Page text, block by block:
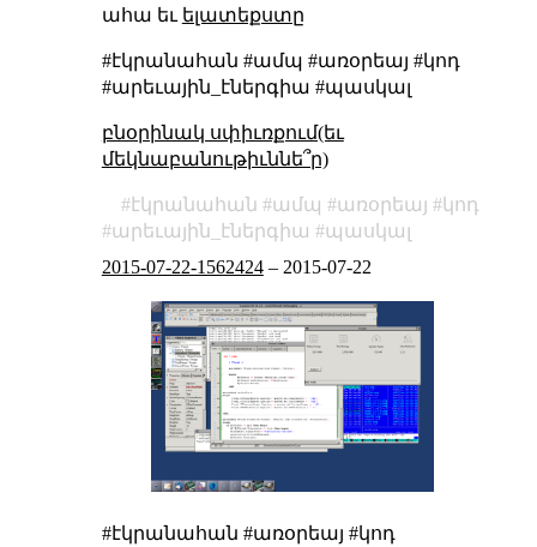
ահա եւ ելատեքստը
#էկրանահան #ամպ #առօրեայ #կոդ
#արեւային_էներգիա #պասկալ
բնօրինակ սփիւռքում(եւ
մեկնաբանութիւննե՞ր)
էկրանահան ամպ առօրեայ
կոդ
արեւային_էներգիա
պասկալ
2015-07-22-1562424– 2015-07-22
#էկրանահան #առօրեայ #կոդ